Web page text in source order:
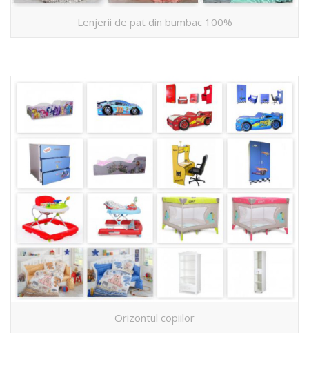
Lenjerii de pat din bumbac 100%
Orizontul copiilor